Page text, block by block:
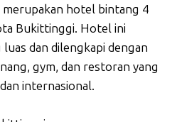
hotel bintang 4
Bukittinggi. Hotel ini
dan dilengkapi dengan
gym, dan restoran yang
internasional.